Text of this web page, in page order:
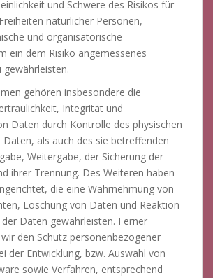
und Schwere des Risikos für
natürlicher Personen,
und organisatorische
ein dem Risiko angemessenes
gewährleisten.
gehören insbesondere die
Integrität und
Daten durch Kontrolle des physischen
Daten, als auch des sie betreffenden
Weitergabe, der Sicherung der
ihrer Trennung. Des Weiteren haben
die eine Wahrnehmung von
Löschung von Daten und Reaktion
Daten gewährleisten. Ferner
den Schutz personenbezogener
der Entwicklung, bzw. Auswahl von
sowie Verfahren, entsprechend